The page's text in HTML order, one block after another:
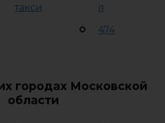
такси
л
474
городах Московской
области